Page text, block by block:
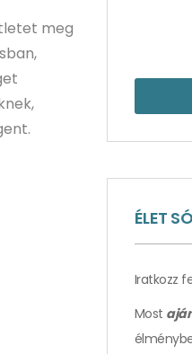
meg
ÉLET
Iratkozz
Most